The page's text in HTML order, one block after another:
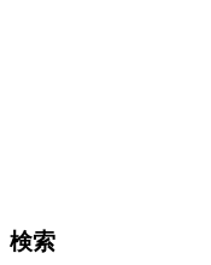
検索